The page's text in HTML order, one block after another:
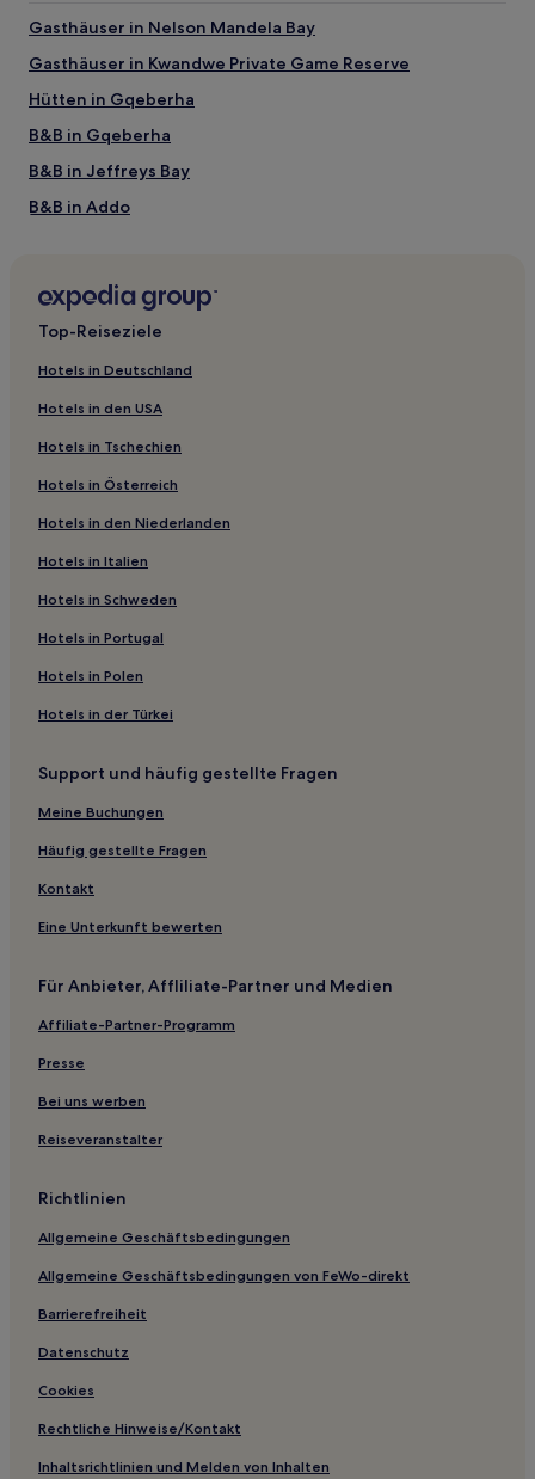
Gasthäuser in Nelson Mandela Bay
Gasthäuser in Kwandwe Private Game Reserve
Hütten in Gqeberha
B&B in Gqeberha
B&B in Jeffreys Bay
B&B in Addo
Gasthäuser in Port Alfred
Hotels mit Fitnessbereich in Gqeberha
Hotels mit Wellnessbereich in Gqeberha
Golf in Gqeberha
Hotels mit inbegriffenem Frühstück in Gqeberha
Familien in Gqeberha
Lgbtqia-Freundliche in Summerstrand
Hotels mit Pool in Summerstrand
Luxus in Kenton on Sea
Business in Kenton on Sea
Hotels mit inbegriffenem Frühstück nahe Albatross Beach
Strand nahe Sardinia Bay Nature Reserve
Business nahe Sardinia Bay Nature Reserve
Luxus in Cacadu
Hotels mit Pool in Saint Francis Bay
Luxus in Saint Francis Bay
Hotels mit Parkplatz in Saint Francis Bay
Familien in Paterson
Familien in Jeffreys Bay
Luxus in Bluewater Bay
Familien in Addo
Hotels mit Parkplatz in Addo
Kromriver Hotels
Hotels nahe Hogsback State Forest
Humewood: Hotels
Makana: Hotels
Bedford Hotels
Ndlambe: Hotels
Top-Reiseziele
Hotels in Deutschland
Hotels in den USA
Hotels in Tschechien
Hotels in Österreich
Hotels in den Niederlanden
Hotels in Italien
Hotels in Schweden
Hotels in Portugal
Hotels in Polen
Hotels in der Türkei
Support und häufig gestellte Fragen
Meine Buchungen
Häufig gestellte Fragen
Kontakt
Eine Unterkunft bewerten
Für Anbieter, Affliliate-Partner und Medien
Affiliate-Partner-Programm
Presse
Bei uns werben
Reiseveranstalter
Richtlinien
Allgemeine Geschäftsbedingungen
Allgemeine Geschäftsbedingungen von FeWo-direkt
Barrierefreiheit
Datenschutz
Cookies
Rechtliche Hinweise/Kontakt
Inhaltsrichtlinien und Melden von Inhalten